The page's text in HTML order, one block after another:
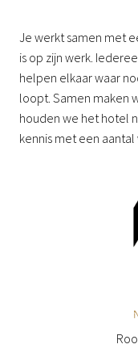
Je werkt samen met
is op zijn werk.
helpen elkaar waar
loopt. Samen maken
houden we het hotel
kennis met een